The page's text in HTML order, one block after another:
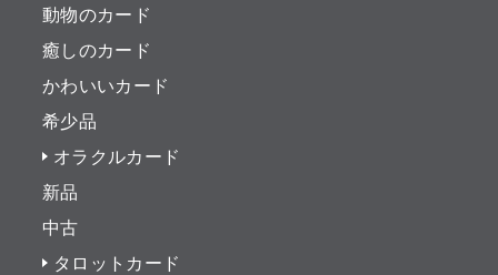
動物のカード
癒しのカード
かわいいカード
希少品
オラクルカード
新品
中古
タロットカード